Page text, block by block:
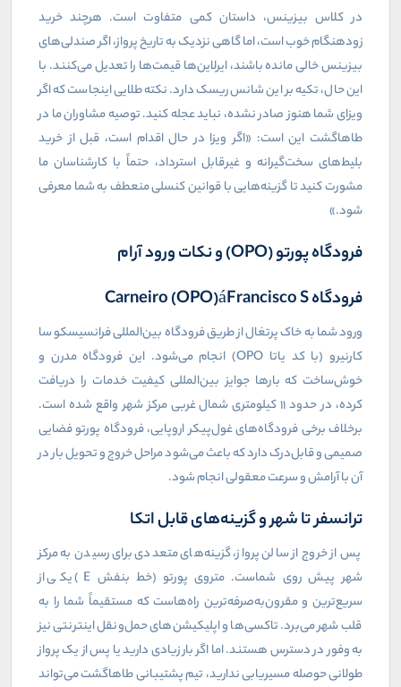
در کلاس بیزینس، داستان کمی متفاوت است. هرچند خرید
زودهنگام خوب است، اما گاهی نزدیک به تاریخ پرواز، اگر صندلی‌های
بیزینس خالی مانده باشند، ایرلاین‌ها قیمت‌ها را تعدیل می‌کنند. با
این حال، تکیه بر این شانس ریسک دارد. نکته طلایی اینجاست که اگر
ویزای شما هنوز صادر نشده، نباید عجله کنید. توصیه مشاوران ما در
طاهاگشت این است: «اگر ویزا در حال اقدام است، قبل از خرید
بلیط‌های سخت‌گیرانه و غیرقابل استرداد، حتماً با کارشناسان ما
مشورت کنید تا گزینه‌هایی با قوانین کنسلی منعطف به شما معرفی
شود.»
فرودگاه پورتو (OPO) و نکات ورود آرام
فرودگاهFrancisco S
á
Carneiro (OPO)
ورود شما به خاک پرتغال از طریق فرودگاه بین‌المللی فرانسیسکو سا
کارنیرو (با کد یاتا OPO) انجام می‌شود. این فرودگاه مدرن و
خوش‌ساخت که بارها جوایز بین‌المللی کیفیت خدمات را دریافت
کرده، در حدود ۱۱ کیلومتری شمال غربی مرکز شهر واقع شده است.
برخلاف برخی فرودگاه‌های غول‌پیکر اروپایی، فرودگاه پورتو فضایی
صمیمی و قابل‌درک دارد که باعث می‌شود مراحل خروج و تحویل بار در
آن با آرامش و سرعت معقولی انجام شود.
ترانسفر تا شهر و گزینه‌های قابل اتکا
پس از خروج از سالن پرواز، گزینه‌های متعددی برای رسیدن به مرکز
شهر پیش روی شماست. متروی پورتو (خط بنفش E ) یکی از
سریع‌ترین و مقرون‌به‌صرفه‌ترین راه‌هاست که مستقیماً شما را به
قلب شهر می‌برد. تاکسی‌ها و اپلیکیشن‌های حمل‌ونقل اینترنتی نیز
به وفور در دسترس هستند. اما اگر بار زیادی دارید یا پس از یک پرواز
طولانی حوصله مسیریابی ندارید، تیم پشتیبانی طاهاگشت می‌تواند